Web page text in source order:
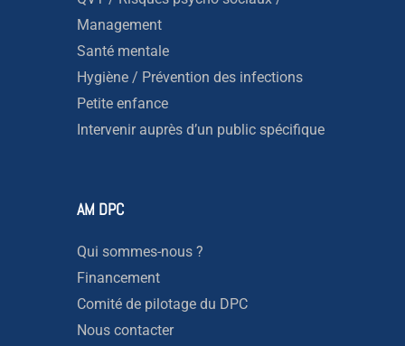
Management
Santé mentale
Hygiène / Prévention des infections
Petite enfance
Intervenir auprès d’un public spécifique
AM DPC
Qui sommes-nous ?
Financement
Comité de pilotage du DPC
Nous contacter